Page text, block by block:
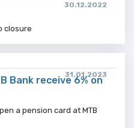
30.12.2022
closure
31.01.2023
Bank receive 6% on
a pension card at MTB